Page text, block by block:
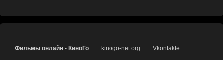
Фильмы онлайн - КиноГо kinogo-net.org Vkontakte